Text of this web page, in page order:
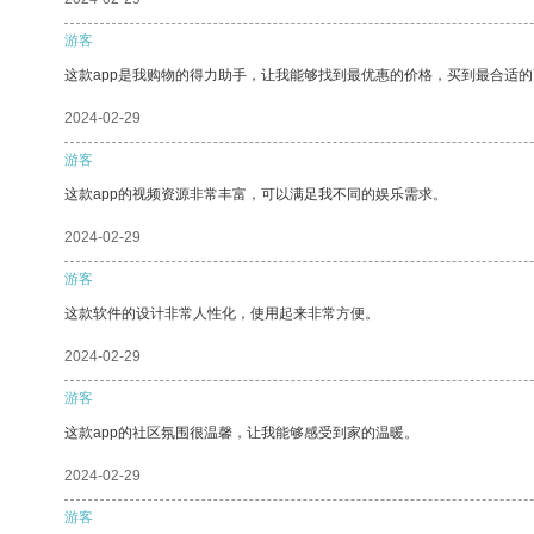
游客
这款app是我购物的得力助手，让我能够找到最优惠的价格，买到最合适
2024-02-29
游客
这款app的视频资源非常丰富，可以满足我不同的娱乐需求。
2024-02-29
游客
这款软件的设计非常人性化，使用起来非常方便。
2024-02-29
游客
这款app的社区氛围很温馨，让我能够感受到家的温暖。
2024-02-29
游客